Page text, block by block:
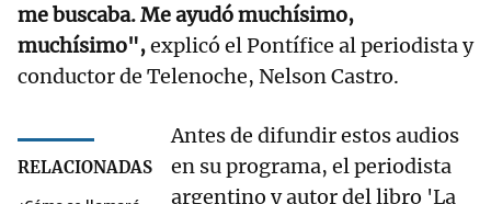
me buscaba. Me ayudó muchísimo,
muchísimo",explicó el Pontífice al periodista y
conductor de Telenoche, Nelson Castro.
RELACIONADAS
Antes de difundir estos audios
en su programa, el periodista
argentino y autor del libro 'La